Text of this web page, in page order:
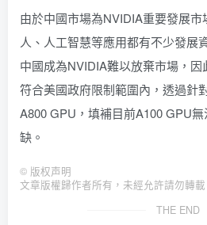
由於中國市場為NVIDIA重要發展
人、人工智慧等應用都有不少發展
中國成為NVIDIA難以放棄市場，
符合美國政府限制範圍內，透過針
A800 GPU，填補目前A100 GPU
缺。
© 版权声明
文章版權歸作者所有，未經允許請勿轉載
THE END